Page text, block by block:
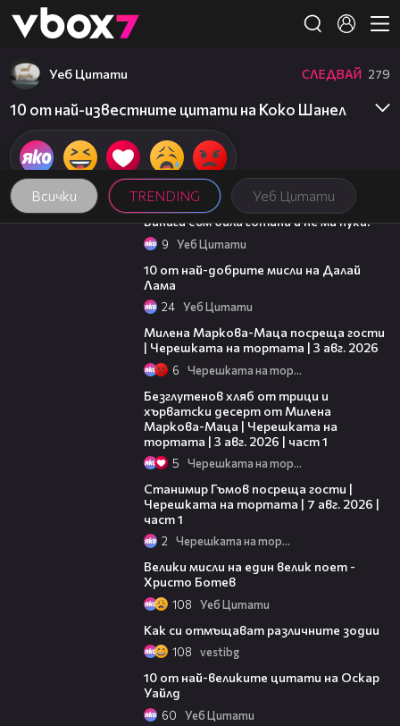
👾
Всички TRENDING Уеб Цитати
Уеб Цитати СЛЕДВАЙ 279
10 от най-известните цитати на Коко Шанел
01:48
Винаги съм била готина и не ми пука!
9 Уеб Цитати
10 от най-добрите мисли на Далай
Лама
24 Уеб Цитати
Милена Маркова-Маца посреща гости
| Черешката на тортата | 3 авг. 2026
6 Черешката на тортата
Безглутенов хляб от трици и
хърватски десерт от Милена
Маркова-Маца | Черешката на
тортата | 3 авг. 2026 | част 1
5 Черешката на тортата
Станимир Гъмов посреща гости |
Черешката на тортата | 7 авг. 2026 |
част 1
2 Черешката на тортата
Велики мисли на един велик поет -
Христо Ботев
108 Уеб Цитати
Как си отмъщават различните зодии
108 vestibg
10 от най-великите цитати на Оскар
Уайлд
60 Уеб Цитати